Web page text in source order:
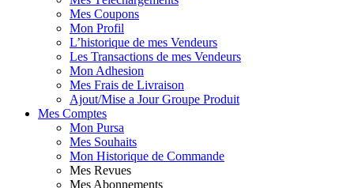
Mes Coupons
Mon Profil
L’historique de mes Vendeurs
Les Transactions de mes Vendeurs
Mon Adhesion
Mes Frais de Livraison
Ajout/Mise a Jour Groupe Produit
Mes Comptes
Mon Pursa
Mes Souhaits
Mon Historique de Commande
Mes Revues
Mes Abonnements